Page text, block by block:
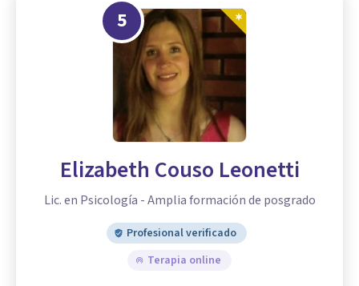
5
Elizabeth Couso Leonetti
Lic. en Psicología - Amplia formación de posgrado
Profesional verificado
Terapia online